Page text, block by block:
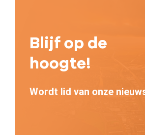
Blijf op de
hoogte!
Wordt lid van onze